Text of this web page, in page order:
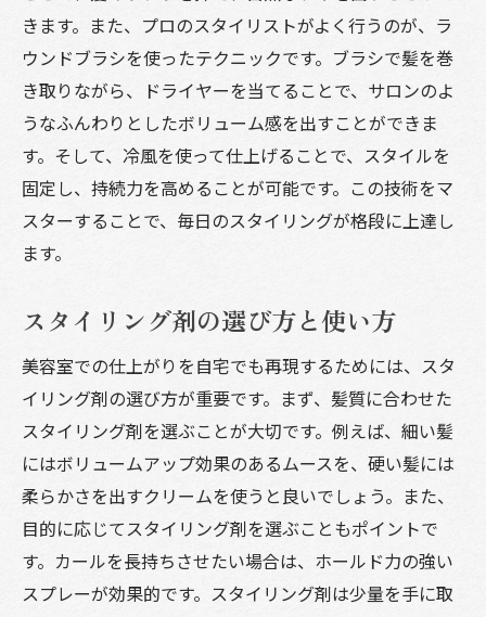
きます。また、プロのスタイリストがよく行うのが、ラ
ウンドブラシを使ったテクニックです。ブラシで髪を巻
き取りながら、ドライヤーを当てることで、サロンのよ
うなふんわりとしたボリューム感を出すことができま
す。そして、冷風を使って仕上げることで、スタイルを
固定し、持続力を高めることが可能です。この技術をマ
スターすることで、毎日のスタイリングが格段に上達し
ます。
スタイリング剤の選び方と使い方
美容室での仕上がりを自宅でも再現するためには、スタ
イリング剤の選び方が重要です。まず、髪質に合わせた
スタイリング剤を選ぶことが大切です。例えば、細い髪
にはボリュームアップ効果のあるムースを、硬い髪には
柔らかさを出すクリームを使うと良いでしょう。また、
目的に応じてスタイリング剤を選ぶこともポイントで
す。カールを長持ちさせたい場合は、ホールド力の強い
スプレーが効果的です。スタイリング剤は少量を手に取